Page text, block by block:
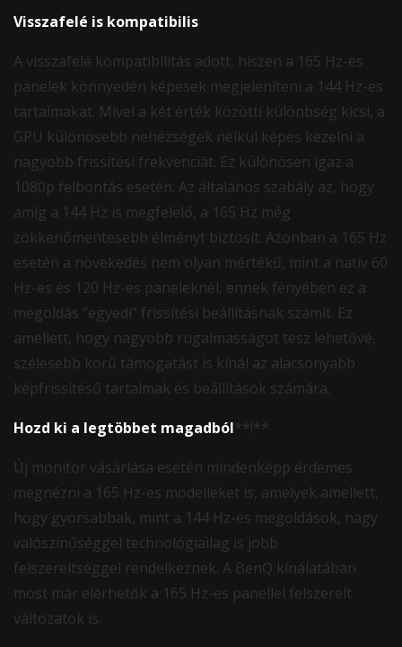
Visszafelé is kompatibilis
A visszafelé kompatibilitás adott, hiszen a 165 Hz-es
panelek könnyedén képesek megjeleníteni a 144 Hz-es
tartalmakat. Mivel a két érték közötti különbség kicsi, a
GPU különösebb nehézségek nélkül képes kezelni a
nagyobb frissítési frekvenciát. Ez különösen igaz a
1080p felbontás esetén. Az általános szabály az, hogy
amíg a 144 Hz is megfelelő, a 165 Hz még
zökkenőmentesebb élményt biztosít. Azonban a 165 Hz
esetén a növekedés nem olyan mértékű, mint a natív 60
Hz-es és 120 Hz-es paneleknél, ennek fényében ez a
megoldás “egyedi” frissítési beállításnak számít. Ez
amellett, hogy nagyobb rugalmasságot tesz lehetővé,
szélesebb körű támogatást is kínál az alacsonyabb
képfrissítésű tartalmak és beállítások számára.
Hozd ki a legtöbbet magadból**!**
Új monitor vásárlása esetén mindenképp érdemes
megnézni a 165 Hz-es modelleket is, amelyek amellett,
hogy gyorsabbak, mint a 144 Hz-es megoldások, nagy
valószínűséggel technológiailag is jobb
felszereltséggel rendelkeznek. A BenQ kínálatában
most már elérhetők a 165 Hz-es panellel felszerelt
változatok is.